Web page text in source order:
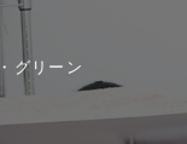
グリーン